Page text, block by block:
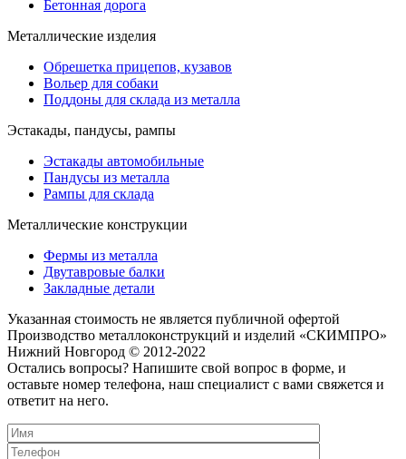
Бетонная дорога
Металлические изделия
Обрешетка прицепов, кузавов
Вольер для собаки
Поддоны для склада из металла
Эстакады, пандусы, рампы
Эстакады автомобильные
Пандусы из металла
Рампы для склада
Металлические конструкции
Фермы из металла
Двутавровые балки
Закладные детали
Указанная стоимость не является публичной офертой
Производство металлоконструкций и изделий «СКИМПРО»
Нижний Новгород © 2012-2022
Остались вопросы? Напишите свой вопрос в форме, и
оставьте номер телефона, наш специалист с вами свяжется и
ответит на него.